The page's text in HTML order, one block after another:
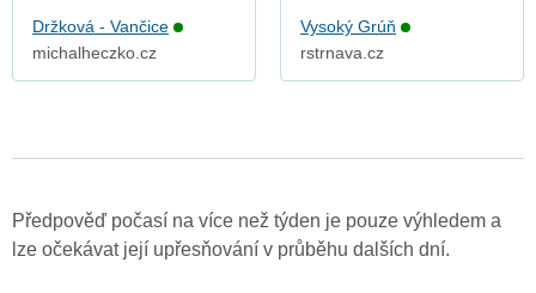
Držková - Vančice
michalheczko.cz
Vysoký Grúň
rstrnava.cz
Předpověď počasí na více než týden je pouze výhledem a
lze očekávat její upřesňování v průběhu dalších dní.